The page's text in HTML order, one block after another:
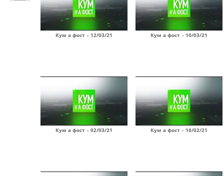
Кум а фост - 12/03/21 Кум а фост - 10/03/21
Кум а фост - 02/03/21 Кум а фост - 16/02/21